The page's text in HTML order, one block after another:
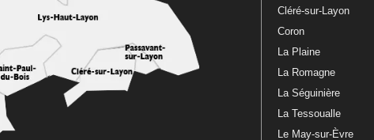
Cléré-sur-Layon
Coron
La Plaine
La Romagne
La Séguinière
La Tessoualle
Le May-sur-Èvre